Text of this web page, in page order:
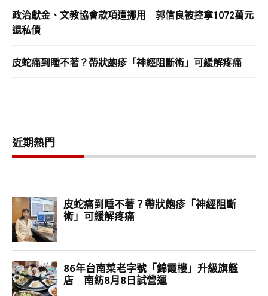
政治獻金、文教協會款項遭挪用 郭信良被控拿1072萬元
還私債
皮蛇痛到睡不著？帶狀皰疹「神經阻斷術」可緩解疼痛
近期熱門